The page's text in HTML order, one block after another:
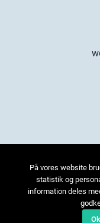
På vores website
statistik og
information deles
Ok